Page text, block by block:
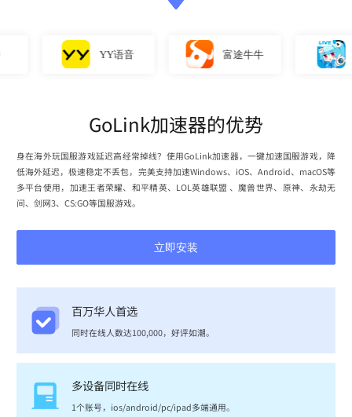
YY语音 富途牛牛 直
GoLink加速器的优势
身在海外玩国服游戏延迟高经常掉线？使用GoLink加速器，一键加速国服游戏，降
低海外延迟，极速稳定不丢包，完美支持加速Windows、iOS、Android、macOS等
多平台使用，加速王者荣耀、和平精英、LOL英雄联盟 、魔兽世界、原神、永劫无
间、剑网3、CS:GO等国服游戏。
立即安装
百万华人首选
同时在线人数达100,000，好评如潮。
多设备同时在线
1个账号，ios/android/pc/ipad多端通用。